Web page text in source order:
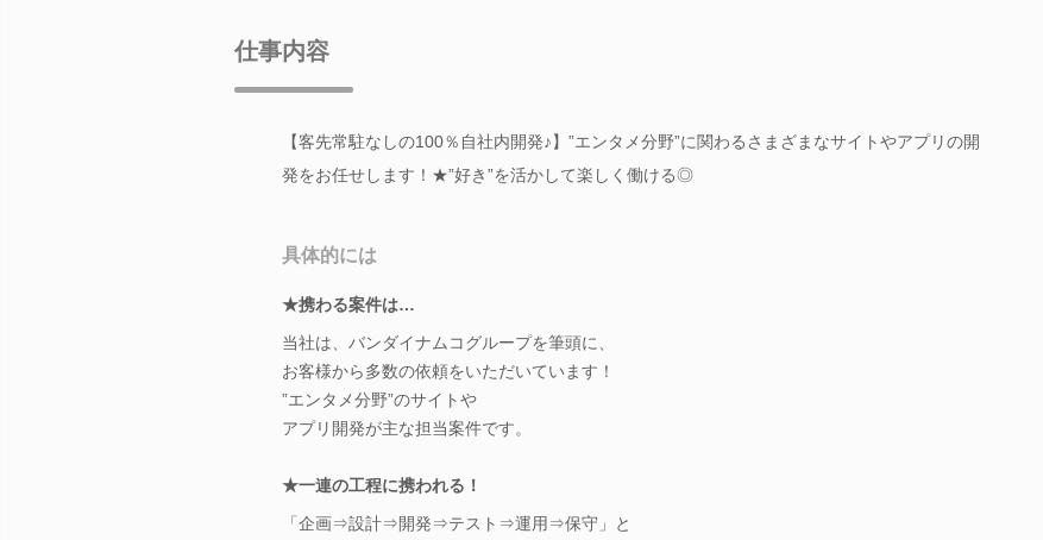
仕事内容
【客先常駐なしの100％自社内開発♪】”エンタメ分野”に関わるさまざまなサイトやアプリの開
発をお任せします！★”好き”を活かして楽しく働ける◎
具体的には
★携わる案件は…
当社は、バンダイナムコグループを筆頭に、
お客様から多数の依頼をいただいています！
”エンタメ分野”のサイトや
アプリ開発が主な担当案件です。
★一連の工程に携われる！
「企画⇒設計⇒開発⇒テスト⇒運用⇒保守」と